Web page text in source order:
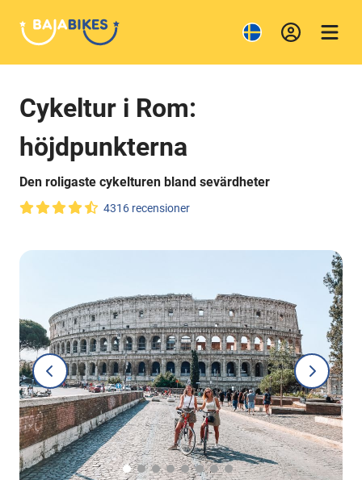
Cykeltur i Rom:
höjdpunkterna
Den roligaste cykelturen bland sevärdheter
4316 recensioner